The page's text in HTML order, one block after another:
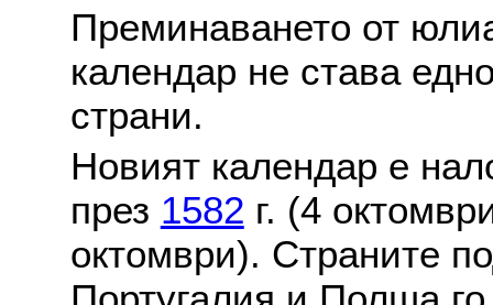
Преминаването от
календар не става
страни.
Новият календар е
през 1582 г. (4
октомври). Страните